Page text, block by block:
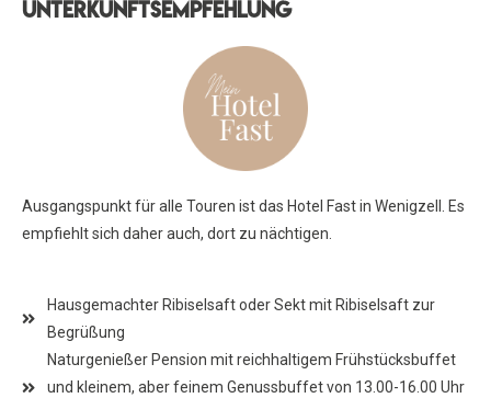
Unterkunftsempfehlung
Ausgangspunkt für alle Touren ist das Hotel Fast in Wenigzell. Es
empfiehlt sich daher auch, dort zu nächtigen.
Hausgemachter Ribiselsaft oder Sekt mit Ribiselsaft zur
Begrüßung
Naturgenießer Pension mit reichhaltigem Frühstücksbuffet
und kleinem, aber feinem Genussbuffet von 13.00-16.00 Uhr